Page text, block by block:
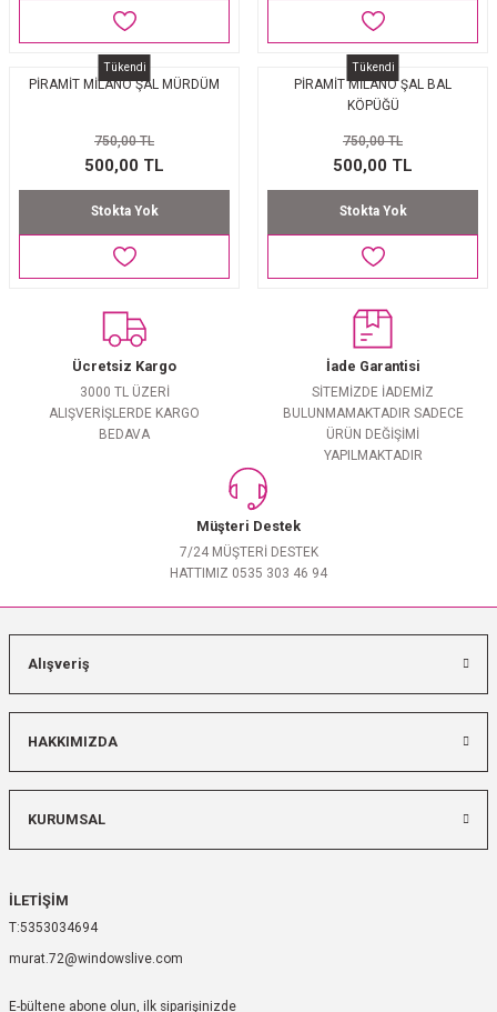
Tükendi
PİRAMİT MİLANO ŞAL MÜRDÜM
750,00 TL
500,00 TL
Stokta Yok
Tükendi
PİRAMİT MİLANO ŞAL BAL
KÖPÜĞÜ
750,00 TL
500,00 TL
Stokta Yok
Ücretsiz Kargo
3000 TL ÜZERİ
ALIŞVERİŞLERDE KARGO
BEDAVA
İade Garantisi
SİTEMİZDE İADEMİZ
BULUNMAMAKTADIR SADECE
ÜRÜN DEĞİŞİMİ
YAPILMAKTADIR
Müşteri Destek
7/24 MÜŞTERİ DESTEK
HATTIMIZ 0535 303 46 94
Alışveriş
HAKKIMIZDA
KURUMSAL
İLETİŞİM
5353034694
murat.72@windowslive.com
E-bültene abone olun, ilk siparişinizde